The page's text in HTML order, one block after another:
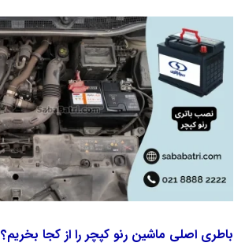
باطری اصلی ماشین رنو کپچر را از کجا بخریم؟